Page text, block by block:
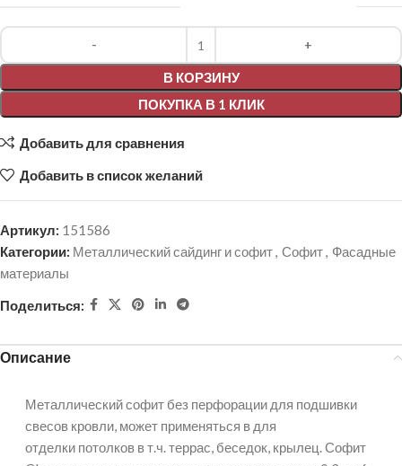
В КОРЗИНУ
ПОКУПКА В 1 КЛИК
Alternative:
Добавить для сравнения
Добавить в список желаний
Артикул: 151586
Категории: Металлический сайдинг и софит, Софит, Фасадные
материалы
Поделиться:
Описание
Металлический софит без перфорации для подшивки
свесов кровли, может применяться в для
отделки потолков в т.ч. террас, беседок, крылец. Софит